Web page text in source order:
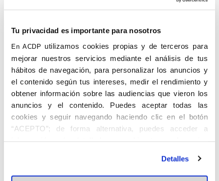
Tu privacidad es importante para nosotros
En ACDP utilizamos cookies propias y de terceros para
mejorar nuestros servicios mediante el análisis de tus
hábitos de navegación, para personalizar los anuncios y
el contenido según tus intereses, medir el rendimiento y
obtener información sobre las audiencias que vieron los
anuncios y el contenido. Puedes aceptar todas las
cookies y seguir navegando haciendo clic en el botón
“ACEPTO”; de forma alternativa, puedes acceder a
información más detallada y cambiar tus preferencias
en el botón "Personalizar". Para más información puedes
visitar nuestra Política de Cookies
Detalles
Santamaría
Chavarría,
Ángel
Autor
Centro de
adscripción
Valladolid
Fecha de
nacimiento
02/10/1901
Lugar de
Fecha de
defunción
Lugar de
defunción